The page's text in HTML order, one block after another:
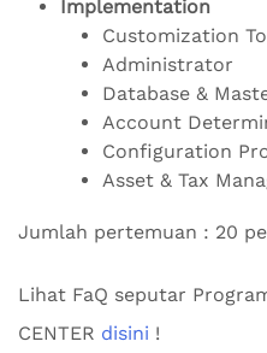
Implementation
Customization
Administrator
Database &
Account
Configuration
Asset & Tax
Jumlah pertemuan : 20
Lihat FaQ seputar
CENTER disini !